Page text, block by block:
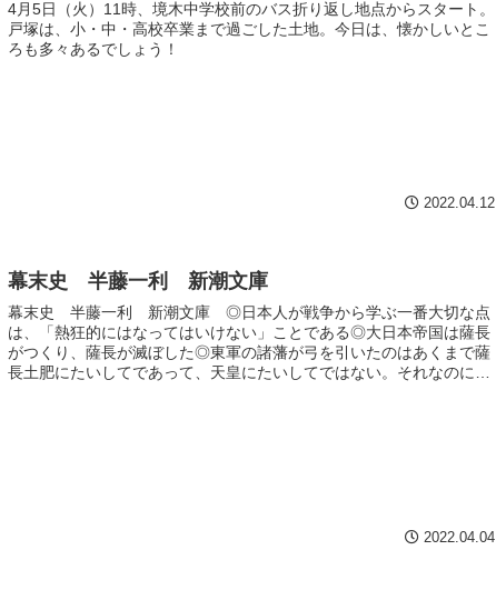
4月5日（火）11時、境木中学校前のバス折り返し地点からスタート。
戸塚は、小・中・高校卒業まで過ごした土地。今日は、懐かしいとこ
ろも多々あるでしょう！
2022.04.12
幕末史 半藤一利 新潮文庫
幕末史 半藤一利 新潮文庫 ◎日本人が戦争から学ぶ一番大切な点
は、「熱狂的にはなってはいけない」ことである◎大日本帝国は薩長
がつくり、薩長が滅ぼした◎東軍の諸藩が弓を引いたのはあくまで薩
長土肥にたいしてであって、天皇にたいしてではない。それなのに、
2022.04.04